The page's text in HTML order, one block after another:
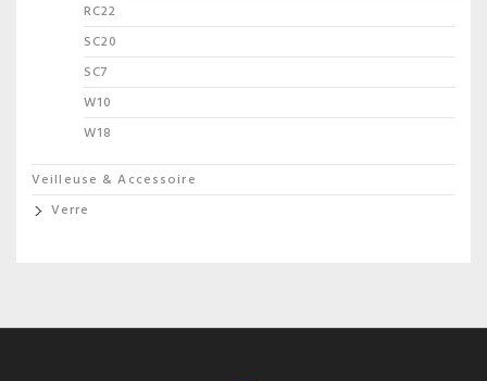
RC22
SC20
SC7
W10
W18
Veilleuse & Accessoire
Verre